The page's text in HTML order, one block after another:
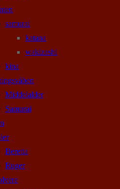
samurai
katana
wakizashi
kina
Middelalder
Samurai
Beretta
Ruger